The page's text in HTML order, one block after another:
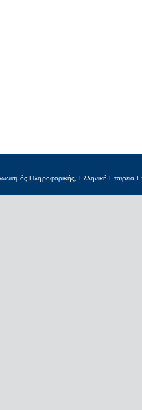
Πληροφορικής, Ελληνική